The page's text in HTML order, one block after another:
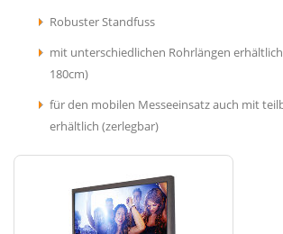
Robuster Standfuss
mit unterschiedlichen Rohrlängen
180cm)
für den mobilen Messeeinsatz auch mit
erhältlich (zerlegbar)